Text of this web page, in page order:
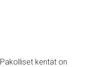
Pakolliset kentät on